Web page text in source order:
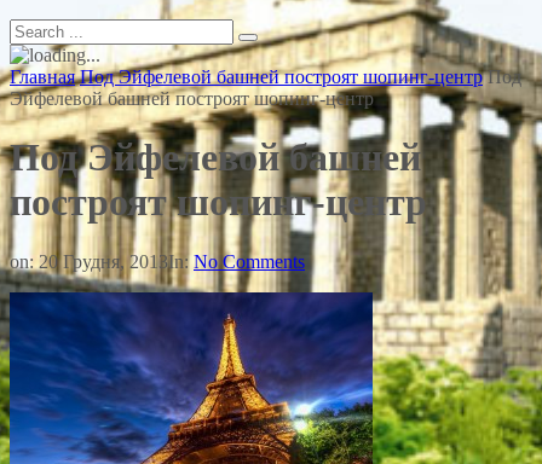
Главная Под Эйфелевой башней построят шопинг-центр Под
Эйфелевой башней построят шопинг-центр
Под Эйфелевой башней
построят шопинг-центр
on: 20 Грудня, 2013In: No Comments